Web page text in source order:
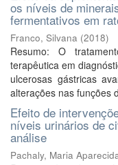
os níveis de
fermentativos em
Franco, Silvana (2018)
Resumo: O
terapêutica em
ulcerosas gástricas
alterações nas funções
Efeito de
níveis urinários de
análise
Pachaly, Maria